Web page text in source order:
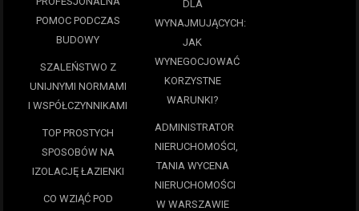
POMOC PODCZAS
BUDOWY
SZALEŃSTWO Z
UNIJNYMI NORMAMI
I WSPÓŁCZYNNIKAMI
TOP PROSTYCH
SPOSOBÓW NA
IZOLACJĘ ŁAZIENKI
CO WZIĄĆ POD
DLA
WYNAJMUJĄCYCH:
JAK
WYNEGOCJOWAĆ
KORZYSTNE
WARUNKI?
ADMINISTRATOR
NIERUCHOMOŚCI,
TANIA WYCENA
NIERUCHOMOŚCI
W WARSZAWIE